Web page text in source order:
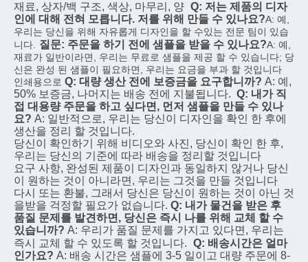
재료, 상자/백 구조, 색상, 마무리, 양 Q: 저는 제품의 디자
인에 대해 전혀 모릅니다. 저를 위해 만들 수 있나요?A: 예,
우리는 당신을 위해 자유롭게 디자인을 할 수있는 전문 팀이 있습
니다.
질문: 주문을 하기 전에 샘플을 받을 수 있나요?A: 예,
재료가 일반이라면, 우리는 무료로 샘플을 제공 할 수 있습니다; 당
신은 완성 된 샘플이 필요하면, 우리는 요금을 부과 할 것입니다
인쇄용으로 Q: 대량 생산 전에 보증금을 요구합니까? A: 예,
50% 보증금, 나머지는 배송 전에 지불됩니다. Q: 내가 직
접 대용량 주문을 하고 싶다면, 먼저 샘플을 만들 수 있나
요? A: 일반적으로, 우리는 당신이 디자인을 확인 한 후에
생산을 정리 할 것입니다.
당신이 확인하기 위해 비디오와 사진, 당신이 확인 한 후,
우리는 당신의 기준에 따라 배송을 정리할 것입니다
요구 사항, 완성된 제품이 디자인과 동일하지 않거나 당신
이 원하는 것이 아니라면, 우리는 그것을 만들 것입니다
다시 또는 환불, 그래서 당신은 당신이 원하는 것이 아닌 것
을받을 걱정할 필요가 없습니다. Q: 내가 물건을 받은 후
품질 문제를 발견하면, 당신은 즉시 나를 위해 교체 할 수
있습니까? A: 우리가 품질 문제를 가지고 있다면, 우리는
즉시 교체 할 수 있도록 할 것입니다. Q: 배송시간은 얼마
인가요? A: 배송 시간은 샘플에 3-5 일이고 대량 주문에 8-